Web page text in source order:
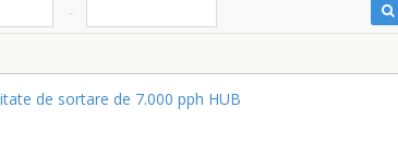
de sortare de 7.000 pph HUB